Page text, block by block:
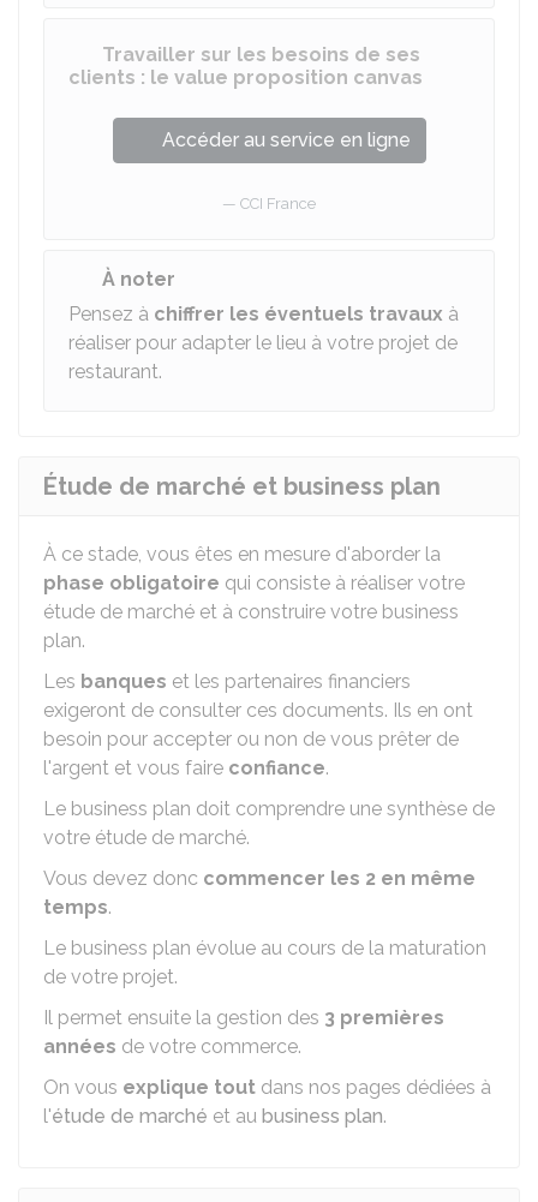
Travailler sur les besoins de ses
clients : le value proposition canvas
Accéder au service en ligne
CCI France
À noter
Pensez à chiffrer les éventuels travaux à
réaliser pour adapter le lieu à votre projet de
restaurant.
Étude de marché et business plan
À ce stade, vous êtes en mesure d'aborder la
phase obligatoire qui consiste à réaliser votre
étude de marché et à construire votre business
plan.
Les banques et les partenaires financiers
exigeront de consulter ces documents. Ils en ont
besoin pour accepter ou non de vous prêter de
l'argent et vous faire confiance.
Le business plan doit comprendre une synthèse de
votre étude de marché.
Vous devez donc commencer les 2 en même
temps.
Le business plan évolue au cours de la maturation
de votre projet.
Il permet ensuite la gestion des 3 premières
années de votre commerce.
On vous explique tout dans nos pages dédiées à
l'étude de marché et au business plan.